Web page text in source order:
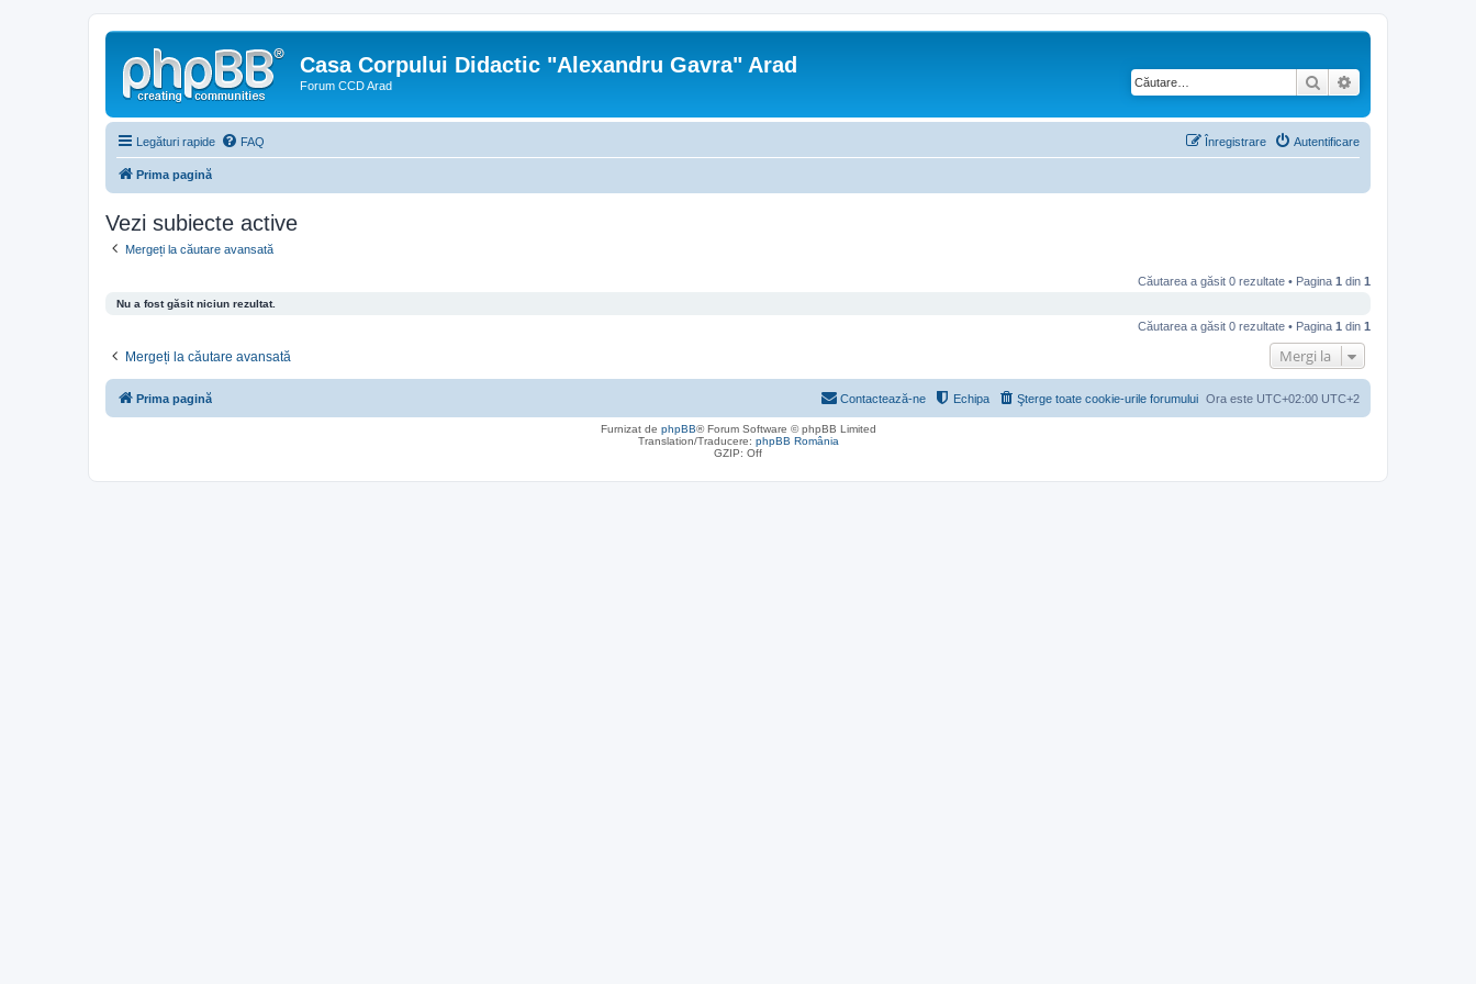
Casa Corpului Didactic "Alexandru Gavra" Arad
Forum CCD Arad Căutare
Legături rapide FAQ Autentificare
Înregistrare
Prima pagină
Vezi subiecte active
Mergeți la căutare avansată
Căutarea a găsit 0 rezultate • Pagina 1 din 1
Nu a fost găsit niciun rezultat.
Căutarea a găsit 0 rezultate • Pagina 1 din 1
Mergeți la căutare avansată Mergi la
Prima pagină Ora este UTC+02:00 UTC+2
Şterge toate cookie-urile forumului
Echipa
Contactează-ne
Furnizat de phpBB® Forum Software © phpBB Limited
Translation/Traducere: phpBB România
GZIP: Off